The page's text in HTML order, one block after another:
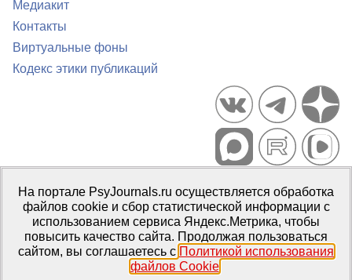
Медиакит
Контакты
Виртуальные фоны
Кодекс этики публикаций
Портал психологических изданий PsyJournals.ru, 2007–2026
Правила использования материалов
Свидетельство регистрации СМИЭл № ФС77-66447 от 14 июля
2016 г.
Издатель: ФГБОУ ВО МГППУ
На портале PsyJournals.ru осуществляется обработка
файлов cookie и сбор статистической информации с
использованием сервиса Яндекс.Метрика, чтобы
повысить качество сайта. Продолжая пользоваться
сайтом, вы соглашаетесь с Политикой использования
файлов Cookie.